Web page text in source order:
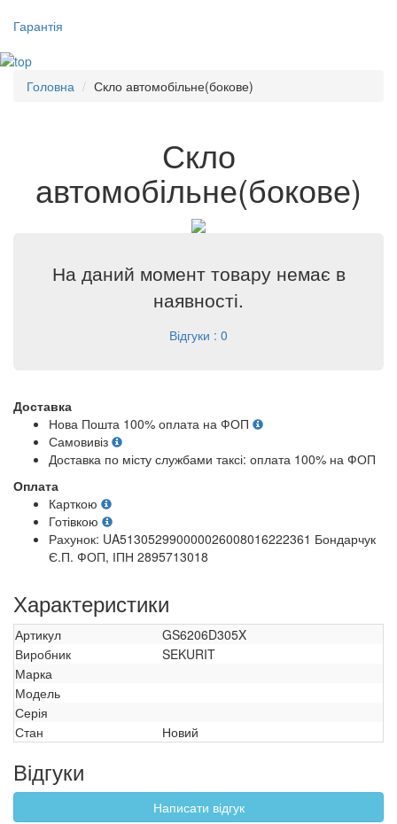
Гарантія
Головна Скло автомобільне(бокове)
Скло
автомобільне(бокове)
На даний момент товару немає в
наявності.
Відгуки : 0
Доставка
Нова Пошта 100% оплата на ФОП
Самовивіз
Доставка по місту службами таксі: оплата 100% на ФОП
Оплата
Карткою
Готівкою
Рахунок: UA513052990000026008016222361 Бондарчук
Є.П. ФОП, ІПН 2895713018
Характеристики
Артикул
GS6206D305X
Виробник
SEKURIT
Марка
Модель
Серія
Стан
Новий
Відгуки
Написати відгук